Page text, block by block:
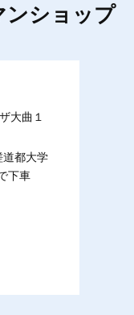
ンショップ
大曲１
都大学
下車